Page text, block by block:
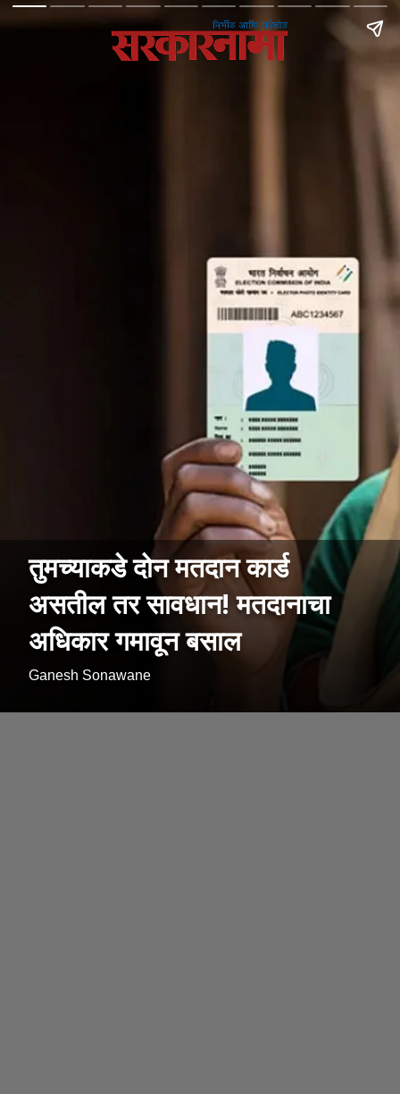
तुमच्याकडे दोन मतदान कार्ड
असतील तर सावधान! मतदानाचा
अधिकार गमावून बसाल
Ganesh Sonawane